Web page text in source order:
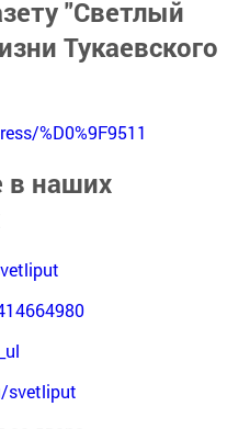
"Светлый
Тукаевского
%D0%9F9511
в наших
svetliput